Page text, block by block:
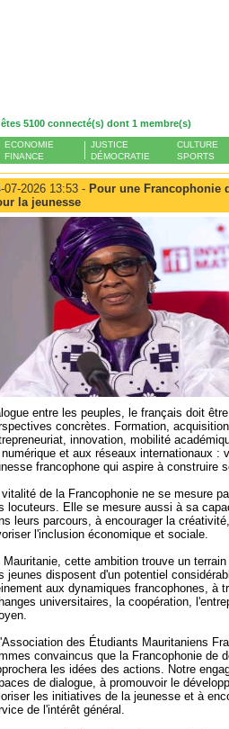
5100 connecté(s) dont 1 membre(s)
ECONOMIE
FINANCE
JUSTICE
DÉMOCRATIE
CULTURE
SPORTS
07-2026 13:53 - Pour une Francophonie
la jeunesse
entre les peuples, le français doit
concrètes. Formation,
innovation, mobilité
et aux réseaux internationaux :
francophone qui aspire à construire
vitalité de la Francophonie ne se mesure
locuteurs. Elle se mesure aussi à sa
leurs parcours, à encourager la
l'inclusion économique et sociale.
Mauritanie, cette ambition trouve un
jeunes disposent d'un potentiel
aux dynamiques francophones, à
universitaires, la coopération,
des Étudiants Mauritaniens
convaincus que la Francophonie de
les idées des actions. Notre
de dialogue, à promouvoir le
les initiatives de la jeunesse et à
de l'intérêt général.